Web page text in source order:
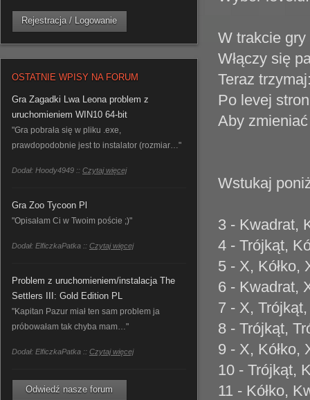
Rejestracja / Logowanie
OSTATNIE WPISY NA FORUM
Gra Zagadki Lwa Leona problem z
uruchomieniem WIN10 64-bit
"Gra pobrała się w pliku .exe,
prawdopodobnie jest to instalator (rozmiar…"
Dodał: Hoody4949 :: Czytaj więcej
Gra Zoo Tycoon Pl
"Opisałam Ci w Twoim poście ;)"
Dodał: ElficzkaPatka :: Czytaj więcej
Problem z uruchomieniem/instalacja The
Settlers III: Gold Edition PL
"Kapitan Pazur miał ten sam problem ja
próbowałam tak chyba mam…"
Dodał: ElficzkaPatka :: Czytaj więcej
Odwiedź nasze forum
W trakcie gry
Włączy się
Teraz
Po levej
Aby
Wstukaj
3 - Kwadrat,
4 - Trójkąt,
5 - X, Kółko,
6 - Kwadrat,
7 - X, Trójkąt,
8 - Trójkąt,
9 - X, Kółko,
10 - Trójkąt,
11 - Kółko,